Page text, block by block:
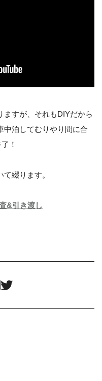
ますが、それもDIYだから
中泊してむりやり間に合
！
綴ります。
&引き渡し
